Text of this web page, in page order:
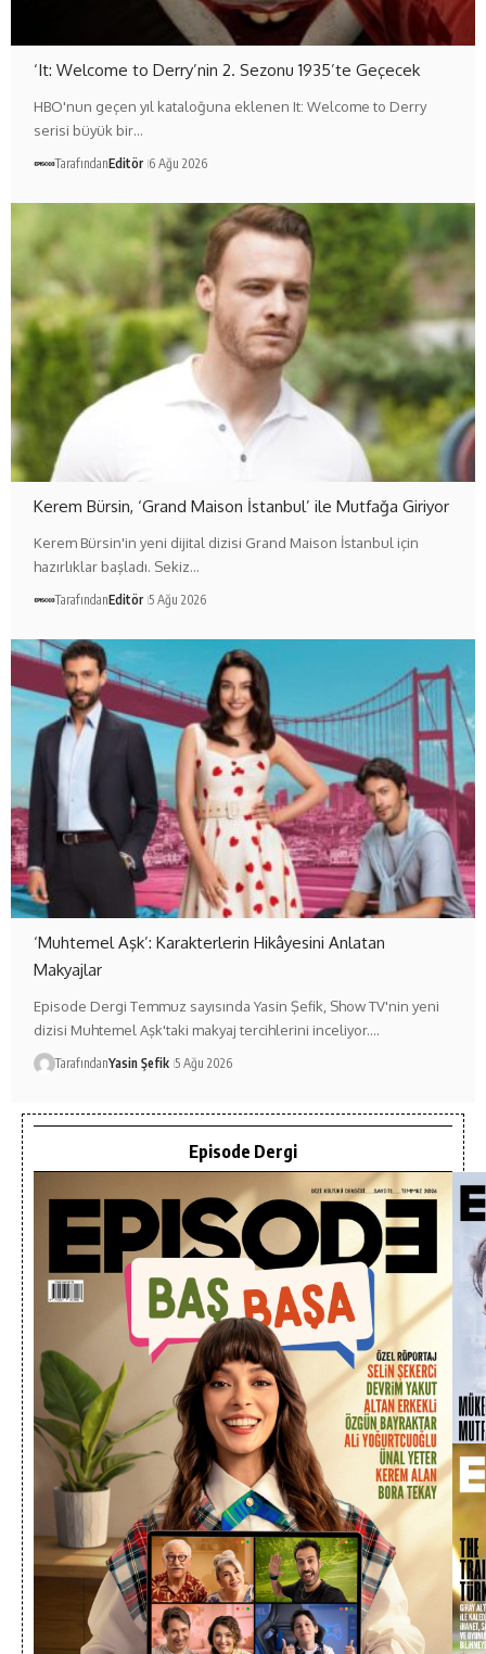
‘It: Welcome to Derry’nin 2. Sezonu 1935’te Geçecek
HBO'nun geçen yıl kataloğuna eklenen It: Welcome to Derry
serisi büyük bir…
TarafındanEditör 6 Ağu 2026
Kerem Bürsin, ‘Grand Maison İstanbul’ ile Mutfağa Giriyor
Kerem Bürsin'in yeni dijital dizisi Grand Maison İstanbul için
hazırlıklar başladı. Sekiz…
TarafındanEditör 5 Ağu 2026
‘Muhtemel Aşk’: Karakterlerin Hikâyesini Anlatan
Makyajlar
Episode Dergi Temmuz sayısında Yasin Şefik, Show TV'nin yeni
dizisi Muhtemel Aşk'taki makyaj tercihlerini inceliyor.…
TarafındanYasin Şefik 5 Ağu 2026
Episode Dergi